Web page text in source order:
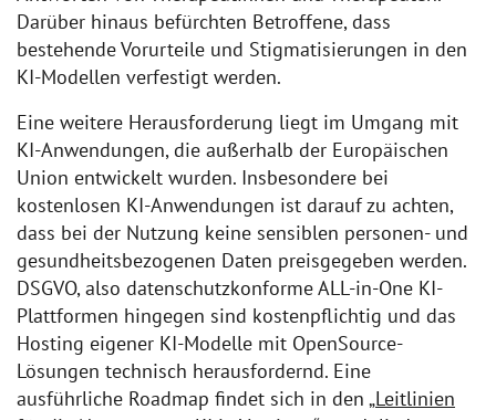
Darüber hinaus befürchten Betroffene, dass
bestehende Vorurteile und Stigmatisierungen in den
KI-Modellen verfestigt werden.
Eine weitere Herausforderung liegt im Umgang mit
KI-Anwendungen, die außerhalb der Europäischen
Union entwickelt wurden. Insbesondere bei
kostenlosen KI-Anwendungen ist darauf zu achten,
dass bei der Nutzung keine sensiblen personen- und
gesundheitsbezogenen Daten preisgegeben werden.
DSGVO, also datenschutzkonforme ALL-in-One KI-
Plattformen hingegen sind kostenpflichtig und das
Hosting eigener KI-Modelle mit OpenSource-
Lösungen technisch herausfordernd. Eine
ausführliche Roadmap findet sich in den „Leitlinien